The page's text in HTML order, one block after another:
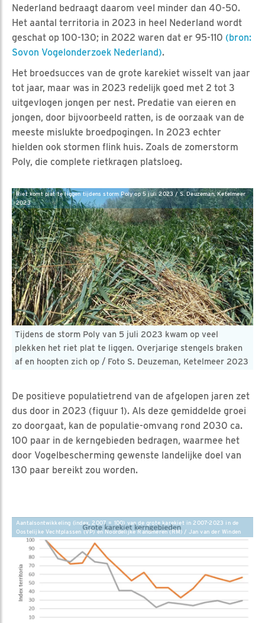
Nederland bedraagt daarom veel minder dan 40-50.
Het aantal territoria in 2023 in heel Nederland wordt
geschat op 100-130; in 2022 waren dat er 95-110 (bron:
Sovon Vogelonderzoek Nederland).
Het broedsucces van de grote karekiet wisselt van jaar
tot jaar, maar was in 2023 redelijk goed met 2 tot 3
uitgevlogen jongen per nest. Predatie van eieren en
jongen, door bijvoorbeeld ratten, is de oorzaak van de
meeste mislukte broedpogingen. In 2023 echter
hielden ook stormen flink huis. Zoals de zomerstorm
Poly, die complete rietkragen platsloeg.
Tijdens de storm Poly van 5 juli 2023 kwam op veel
plekken het riet plat te liggen. Overjarige stengels braken
af en hoopten zich op / Foto S. Deuzeman, Ketelmeer 2023
Riet komt plat te liggen tijdens storm Poly op 5 juli 2023 / S. Deuzeman, Ketelmeer
2023
De positieve populatietrend van de afgelopen jaren zet
dus door in 2023 (figuur 1). Als deze gemiddelde groei
zo doorgaat, kan de populatie-omvang rond 2030 ca.
100 paar in de kerngebieden bedragen, waarmee het
door Vogelbescherming gewenste landelijke doel van
130 paar bereikt zou worden.
Aantalsontwikkeling (index, 2007 = 100) van de grote karekiet in 2007-2023 in de
Oostelijke Vechtplassen (VP) en Noordelijke Randmeren (RM) / Jan van der Winden